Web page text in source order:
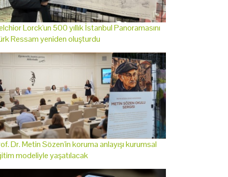
Lorck'un 500 yıllık İstanbul Panoramasını
Ressam yeniden oluşturdu
Dr. Metin Sözen'in koruma anlayışı kurumsal
modeliyle yaşatılacak